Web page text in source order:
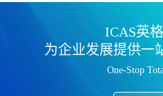
ICAS英
为企业发展提供一
One-Stop